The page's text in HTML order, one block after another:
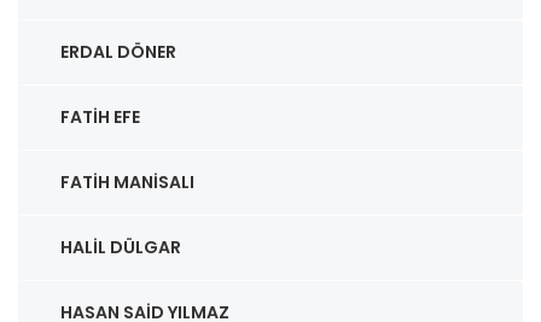
ERDAL DÖNER
FATIH EFE
FATIH MANISALI
HALIL DÜLGAR
HASAN SAID YILMAZ